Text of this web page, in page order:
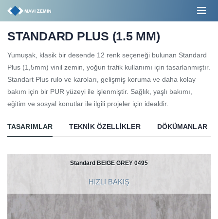
STANDARD PLUS (1.5 MM)
Yumuşak, klasik bir desende 12 renk seçeneği bulunan Standard
Plus (1,5mm) vinil zemin, yoğun trafik kullanımı için tasarlanmıştır.
Standart Plus rulo ve karoları, gelişmiş koruma ve daha kolay
bakım için bir PUR yüzeyi ile işlenmiştir. Sağlık, yaşlı bakımı,
eğitim ve sosyal konutlar ile ilgili projeler için idealdir.
TASARIMLAR TEKNIK ÖZELLIKLER DÖKÜMANLAR
Standard BEIGE GREY 0495
HIZLI BAKIŞ